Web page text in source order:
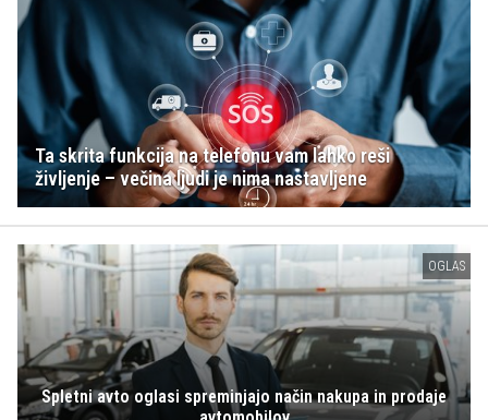
Ta skrita funkcija na telefonu vam lahko reši
življenje – večina ljudi je nima nastavljene
OGLAS
Spletni avto oglasi spreminjajo način nakupa in prodaje